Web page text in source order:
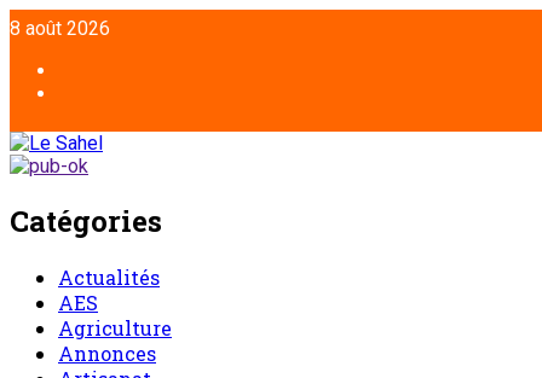
8 août 2026
Catégories
Actualités
AES
Agriculture
Annonces